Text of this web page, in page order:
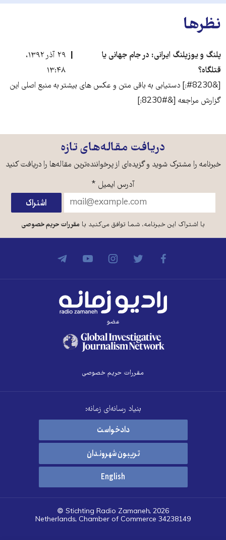
نظرها
پلنگ و یوزپلنگ ایرانی: در جام جهانی یا
قتلگاه؟
۲۹ آذر ۱۳۹۲،
۱۳:۴۸
[&#8230;] دستیابی به باقی متن و عکس های بیشتر به منبع اصلی این
گزارش مراجعه [&#8230;]
دریافت مقاله‌های تازه
خبرنامه را مشترک شوید و گزیده‌ای از پرخواننده‌ترین مقاله‌ها را دریافت کنید
آدرس ایمیل *
با اشتراک این خبرنامه، شما توافق می‌کنید بامقررات حریم خصوصی
عضو
مقررات حریم خصوصی
بنیاد رسانه‌ای زمانه:
دادخواست
تریبون شهروندان
English
© Stichting Radio Zamaneh, 2026
Netherlands, Chamber of Commerce 34238149